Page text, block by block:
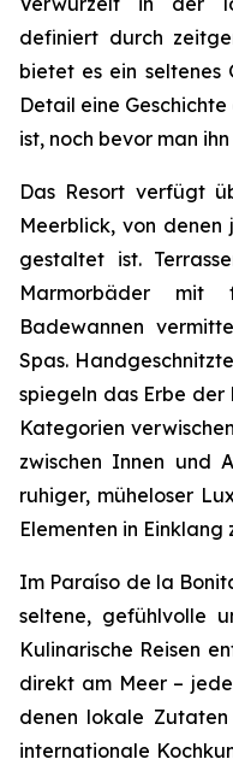
definiert durch
bietet es ein seltenes
Detail eine
ist, noch bevor man
Das Resort verfügt
Meerblick, von
gestaltet ist.
Marmorbäder
Badewannen
Spas.
spiegeln das Erbe der
Kategorien
zwischen Innen und
ruhiger, müheloser
Elementen in Einklang
Im Paraíso de la
seltene, gefühlvolle
Kulinarische Reisen
direkt am Meer –
denen lokale
internationale